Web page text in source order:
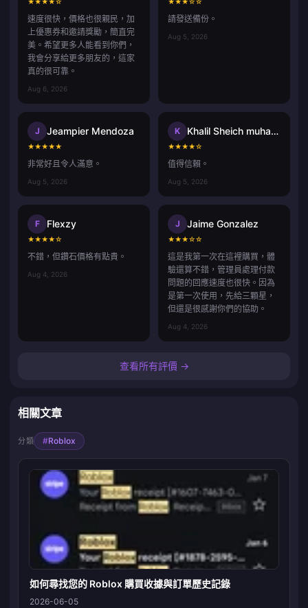
速度很快，價格也很親民，加
上優惠券和邀請獎勵，簡直完
美。希望更多人能看到你們，
我會分享給更多朋友的，這家
真的很可靠。
Aug 6, 2026
請發送備份。
Aug 5, 2026
J Jeampier Mendoza
★★★★★
非常好且令人滿意。
Aug 5, 2026
K Khalil Sheich muhammad
★★★★☆
值得信賴。
Aug 5, 2026
F Flexzy
★★★★☆
不錯，但鑽石價格有點貴。
Aug 4, 2026
J Jaime Gonzalez
★★★☆☆
這是我第一次在這裡購買，體
驗還算不錯，管理員處理付款
問題的回應速度也很快。因為
是第一次使用，先給三顆星，
但還是很感謝你們的協助。
Aug 4, 2026
查看所有評價 →
相關文章
分類 #Roblox
如何尋找您的 Roblox 購買收據與訂單歷史記錄
2026-06-05